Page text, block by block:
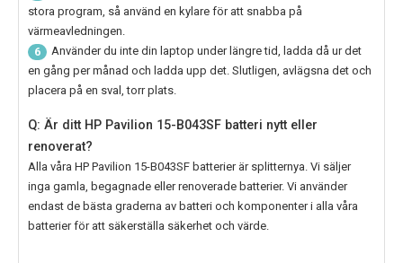
stora program, så använd en kylare för att snabba på
värmeavledningen.
6
Använder du inte din laptop under längre tid, ladda då ur det
en gång per månad och ladda upp det. Slutligen, avlägsna det och
placera på en sval, torr plats.
Q: Är ditt HP Pavilion 15-B043SF batteri nytt eller
renoverat?
Alla våra HP Pavilion 15-B043SF batterier är splitternya. Vi säljer
inga gamla, begagnade eller renoverade batterier. Vi använder
endast de bästa graderna av batteri och komponenter i alla våra
batterier för att säkerställa säkerhet och värde.